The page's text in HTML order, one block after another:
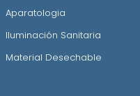
Aparatologia
Iluminación Sanitaria
Material Desechable